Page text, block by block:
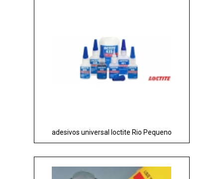
adesivos universal loctite Rio Pequeno